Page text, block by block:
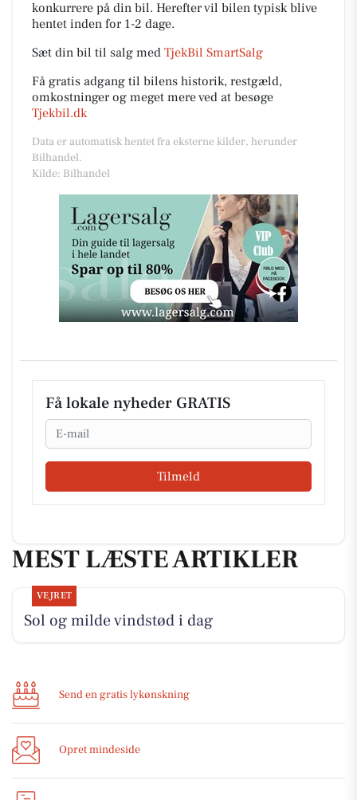
konkurrere på din bil. Herefter vil bilen typisk blive
hentet inden for 1-2 dage.
Sæt din bil til salg med TjekBil SmartSalg
Få gratis adgang til bilens historik, restgæld,
omkostninger og meget mere ved at besøge
Tjekbil.dk
Data er automatisk hentet fra eksterne kilder, herunder
Bilhandel.
Kilde: Bilhandel
Få lokale nyheder GRATIS
Email
Tilmeld
MEST LÆSTE ARTIKLER
VEJRET
Sol og milde vindstød i dag
Send en gratis lykønskning
Opret mindeside